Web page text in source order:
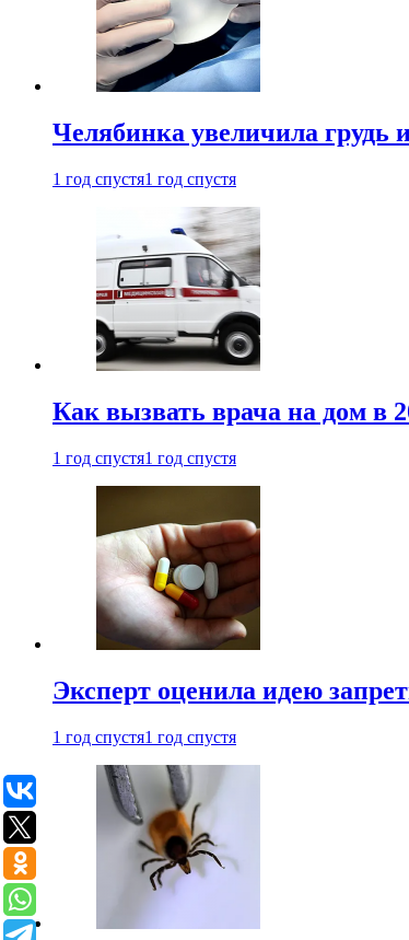
Челябинка увеличила
1 год спустя1 год спустя
Как вызвать врача на дом в
1 год спустя1 год спустя
Эксперт оценила идею
1 год спустя1 год спустя